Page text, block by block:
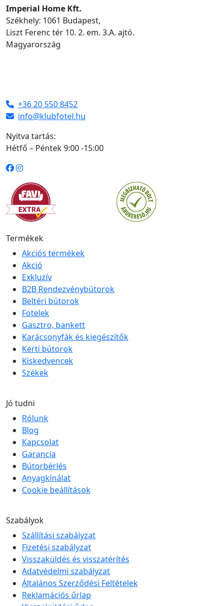
Imperial Home Kft.
Székhely: 1061 Budapest,
Liszt Ferenc tér 10. 2. em. 3.A. ajtó.
Magyarország
+36 20 550 8452
info@klubfotel.hu
Nyitva tartás:
Hétfő – Péntek 9:00 -15:00
Termékek
Akciós termékek
Akció
Exkluzív
B2B Rendezvénybútorok
Beltéri bútorok
Fotelek
Gasztro, bankett
Karácsonyfák és kiegészítők
Kerti bútorok
Kiskedvencek
Székek
Jó tudni
Rólunk
Blog
Kapcsolat
Garancia
Bútorbérlés
Anyagkínálat
Cookie beállítások
Szabályok
Szállítási szabályzat
Fizetési szabályzat
Visszaküldés és visszatérítés
Adatvédelmi szabályzat
Általános Szerződési Feltételek
Reklamációs űrlap